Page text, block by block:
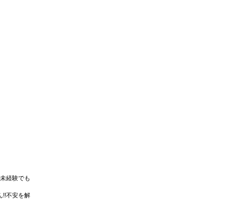
経験でも
!!不安を解